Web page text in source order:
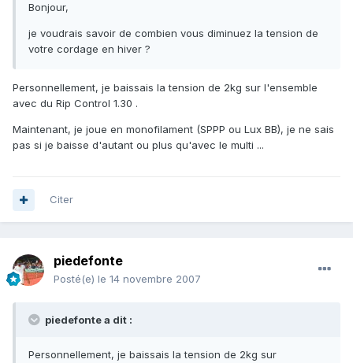
Bonjour,
je voudrais savoir de combien vous diminuez la tension de
votre cordage en hiver ?
Personnellement, je baissais la tension de 2kg sur l'ensemble
avec du Rip Control 1.30 .
Maintenant, je joue en monofilament (SPPP ou Lux BB), je ne sais
pas si je baisse d'autant ou plus qu'avec le multi ...
Citer
piedefonte
Posté(e) le 14 novembre 2007
piedefonte a dit :
Personnellement, je baissais la tension de 2kg sur